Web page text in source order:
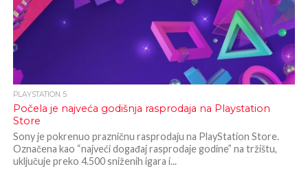
PLAYSTATION 5
Počela je najveća godišnja rasprodaja na Playstation
Store
Sony je pokrenuo prazničnu rasprodaju na PlayStation Store.
Označena kao “najveći događaj rasprodaje godine” na tržištu,
uključuje preko 4.500 sniženih igara i...